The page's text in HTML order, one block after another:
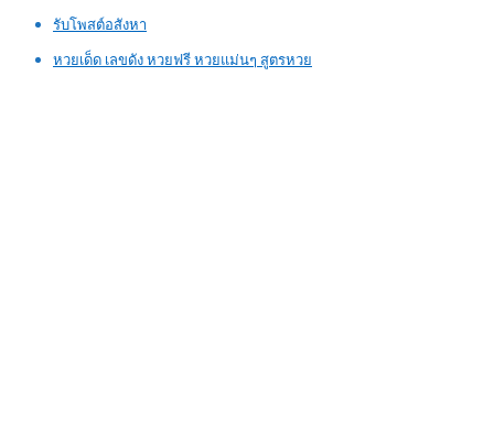
รับโพสต์อสังหา
หวยเด็ด เลขดัง หวยฟรี หวยแม่นๆ สูตรหวย